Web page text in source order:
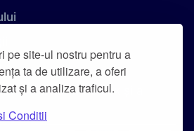
pe site-ul nostru pentru a
ta de utilizare, a oferi
și a analiza traficul.
Conditii
pe criteriu de sex și a